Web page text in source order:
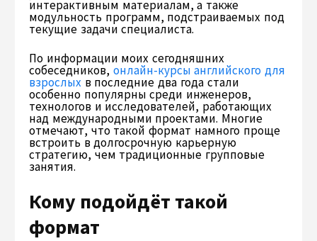
интерактивным материалам, а также
модульность программ, подстраиваемых под
текущие задачи специалиста.
По информации моих сегодняшних
собеседников, онлайн-курсы английского для
взрослых в последние два года стали
особенно популярны среди инженеров,
технологов и исследователей, работающих
над международными проектами. Многие
отмечают, что такой формат намного проще
встроить в долгосрочную карьерную
стратегию, чем традиционные групповые
занятия.
Кому подойдёт такой
формат